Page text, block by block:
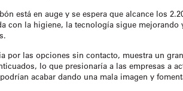
está en auge y se espera que alcance los
con la higiene, la tecnología sigue
por las opciones sin contacto, muestra un
lo que presionaría a las empresas a
acabar dando una mala imagen y